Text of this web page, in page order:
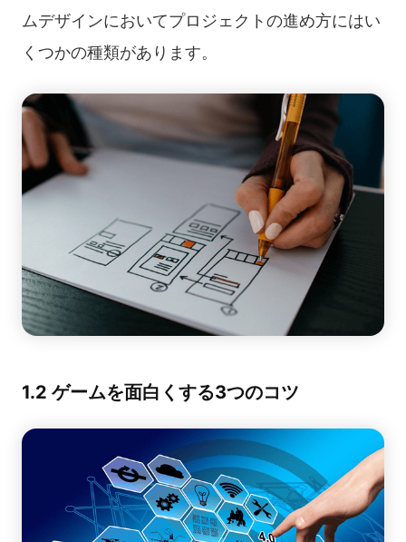
ムデザインにおいてプロジェクトの進め方にはい
くつかの種類があります。
1.2 ゲームを面白くする3つのコツ